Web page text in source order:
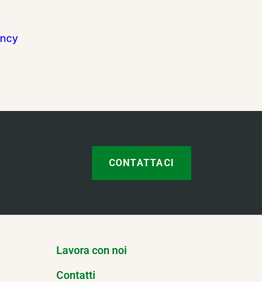
CONTATTACI
Lavora con noi
Contatti